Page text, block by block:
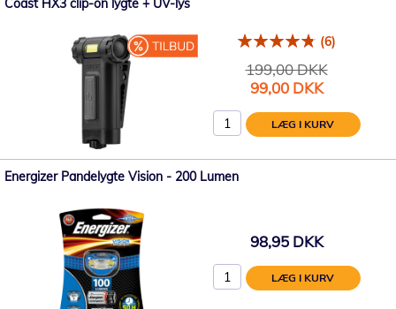
Coast HX3 clip-on lygte + UV-lys
(6)
199,00 DKK
Tilbudspris
99,00 DKK
LÆG I KURV
Energizer Pandelygte Vision - 200 Lumen
98,95 DKK
LÆG I KURV